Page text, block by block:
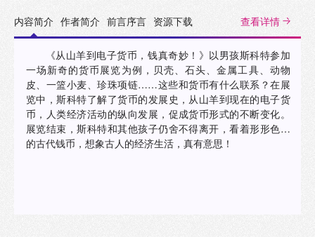
内容简介 作者简介 前言序言 资源下载 查看详情
《从山羊到电子货币，钱真奇妙！》以男孩斯科特参加
一场新奇的货币展览为例，贝壳、石头、金属工具、动物
皮、一篮小麦、珍珠项链……这些和货币有什么联系？在展
览中，斯科特了解了货币的发展史，从山羊到现在的电子货
币，人类经济活动的纵向发展，促成货币形式的不断变化。
展览结束，斯科特和其他孩子仍舍不得离开，看着形形色色
的古代钱币，想象古人的经济生活，真有意思！